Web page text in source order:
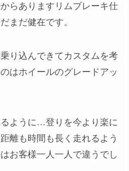
らありますリムブレーキ仕
まだ健在です。
り込んできてカスタムを考
はホイールのグレードアッ
ように…登りを今より楽に
離も時間も長く走れるよう
お客様一人一人で違うでし